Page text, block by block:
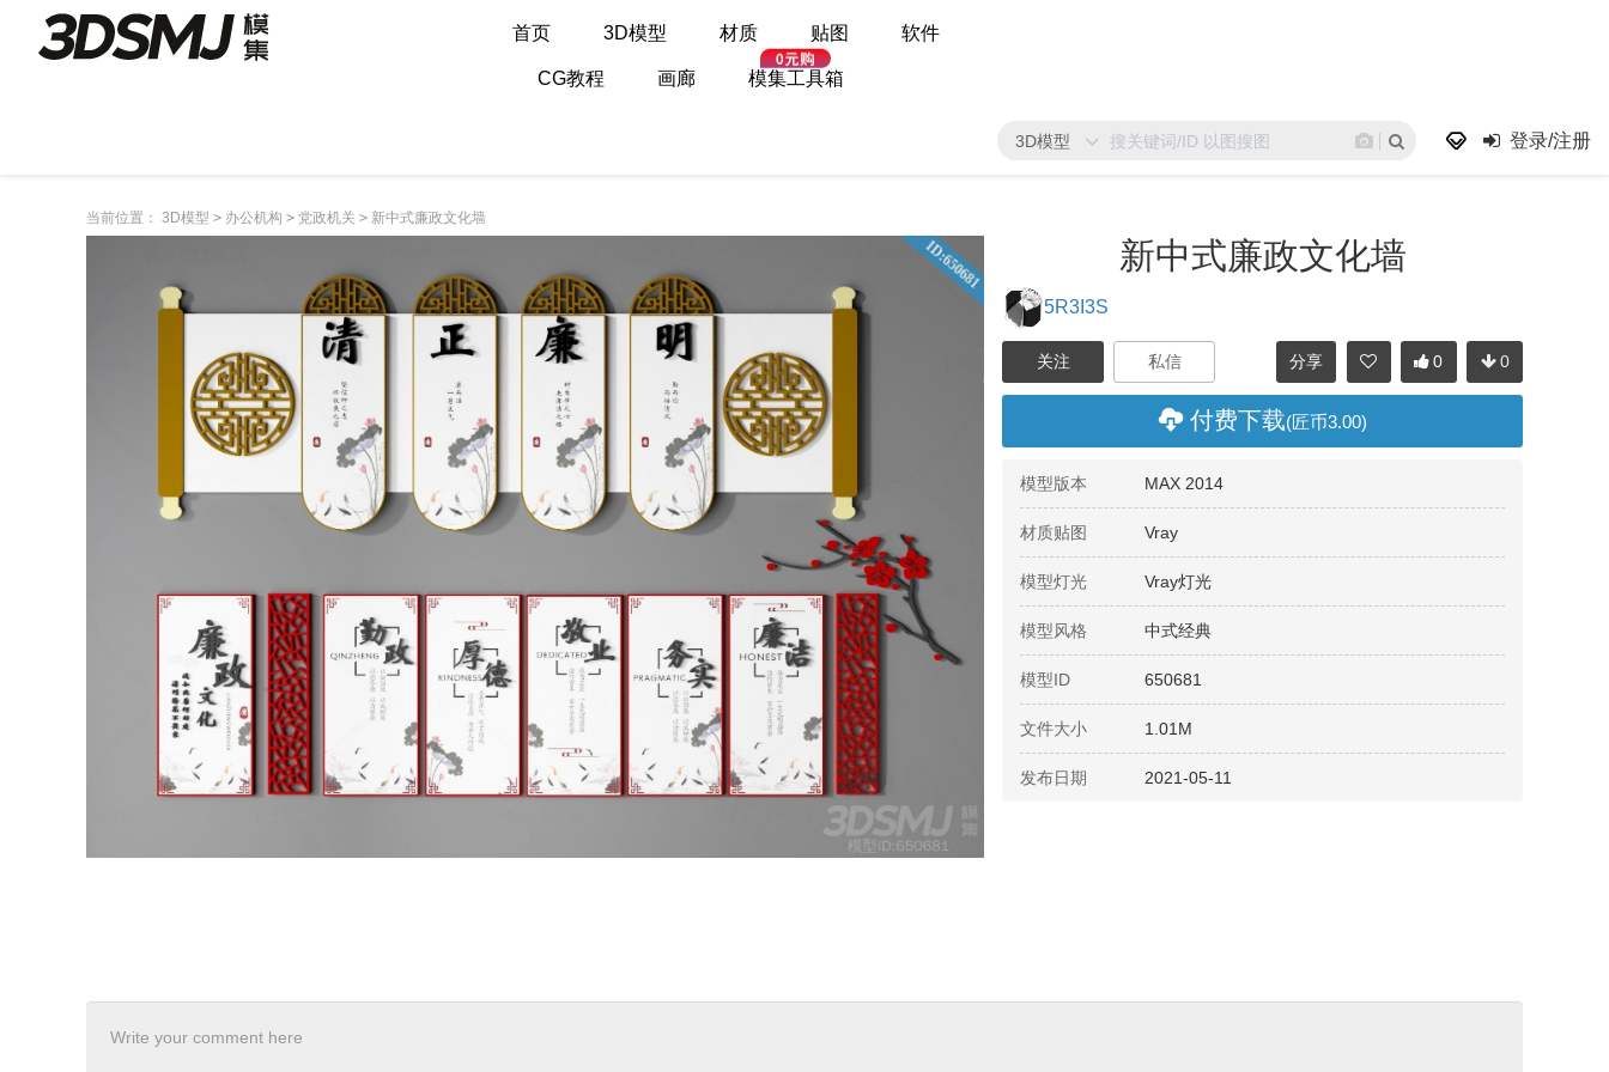
首页 3D模型 材质 贴图 软件
CG教程 画廊 模集工具箱
3D模型 登录/注册
当前位置： 3D模型 > 办公机构 > 党政机关 > 新中式廉政文化墙
ID:650681 新中式廉政文化墙
5R3I3S
0
0
分享
付费下载(匠币3.00)
模型版本 MAX 2014
材质贴图 Vray
模型灯光 Vray灯光
模型风格 中式经典
模型ID 650681
文件大小 1.01M
发布日期 2021-05-11